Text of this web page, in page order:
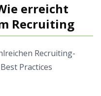
erreicht
Recruiting
Recruiting-
Practices